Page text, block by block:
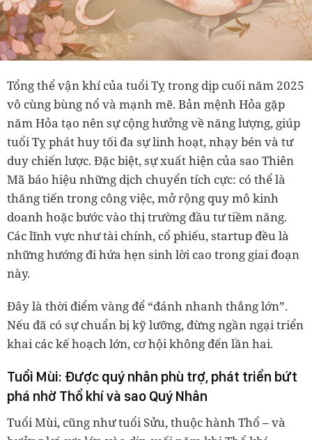
Tổng thể vận khí của tuổi Tỵ trong dịp cuối năm 2025
vô cùng bùng nổ và mạnh mẽ. Bản mệnh Hỏa gặp
năm Hỏa tạo nên sự cộng hưởng về năng lượng, giúp
tuổi Tỵ phát huy tối đa sự linh hoạt, nhạy bén và tư
duy chiến lược. Đặc biệt, sự xuất hiện của sao Thiên
Mã báo hiệu những dịch chuyển tích cực: có thể là
thăng tiến trong công việc, mở rộng quy mô kinh
doanh hoặc bước vào thị trường đầu tư tiềm năng.
Các lĩnh vực như tài chính, cổ phiếu, startup đều là
những hướng đi hứa hẹn sinh lời cao trong giai đoạn
này.
Đây là thời điểm vàng để “đánh nhanh thắng lớn”.
Nếu đã có sự chuẩn bị kỹ lưỡng, đừng ngần ngại triển
khai các kế hoạch lớn, cơ hội không đến lần hai.
Tuổi Mùi: Được quý nhân phù trợ, phát triển bứt
phá nhờ Thổ khí và sao Quý Nhân
Tuổi Mùi, cũng như tuổi Sửu, thuộc hành Thổ – và